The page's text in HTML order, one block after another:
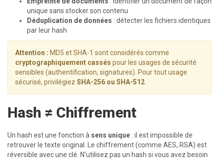
unique sans stocker son contenu
Déduplication de données : détecter les fichiers identiques
par leur hash
Attention : MD5 et SHA-1 sont considérés comme
cryptographiquement cassés pour les usages de sécurité
sensibles (authentification, signatures). Pour tout usage
sécurisé, privilégiez SHA-256 ou SHA-512
Hash ≠ Chiffrement
Un hash est une fonction à sens unique : il est impossible de
retrouver le texte original. Le chiffrement (comme AES, RSA) est
réversible avec une clé. N'utilisez pas un hash si vous avez besoin